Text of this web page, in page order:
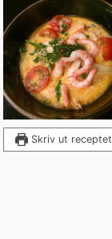
Skriv ut receptet